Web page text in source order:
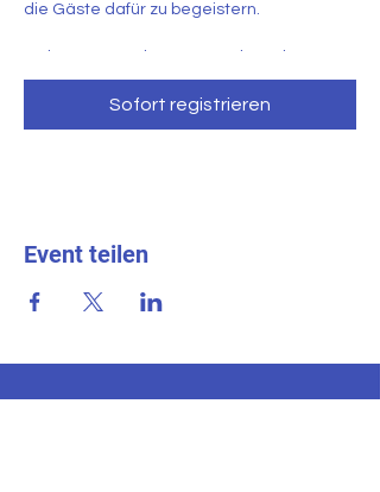
die Gäste dafür zu begeistern.
du deine bevorstehenden und
vergangenen Veranstaltungen ablegen.
Beschreibungen und passe alles ganz
deine Änderungen, um deine Arbeit zu
Sofort registrieren
Event teilen